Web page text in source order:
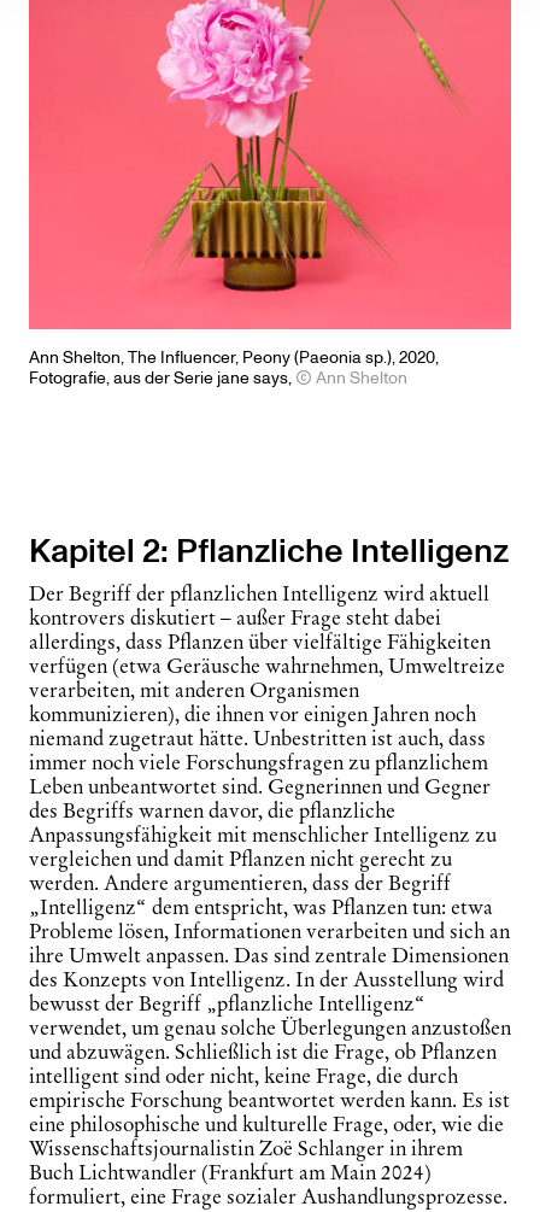
Ann Shelton,The Influencer, Peony (Paeonia sp.), 2020,
Fotografie, aus der Serie janesays, Ann Shelton
Kapitel 2: Pflanzliche Intelligenz
Der Begriff der pflanzlichen Intelligenz wird aktuell
kontrovers diskutiert – außer Frage steht dabei
allerdings, dass Pflanzen über vielfältige Fähigkeiten
verfügen (etwa Geräusche wahrnehmen, Umweltreize
verarbeiten, mit anderen Organismen
kommunizieren), die ihnen vor einigen Jahren noch
niemand zugetraut hätte. Unbestritten ist auch, dass
immer noch viele Forschungsfragen zu pflanzlichem
Leben unbeantwortet sind. Gegnerinnen und Gegner
des Begriffs warnen davor, die pflanzliche
Anpassungsfähigkeit mit menschlicher Intelligenz zu
vergleichen und damit Pflanzen nicht gerecht zu
werden. Andere argumentieren, dass der Begriff
„Intelligenz“ dem entspricht, was Pflanzen tun: etwa
Probleme lösen, Informationen verarbeiten und sich an
ihre Umwelt anpassen. Das sind zentrale Dimensionen
des Konzepts von Intelligenz. In der Ausstellung wird
bewusst der Begriff „pflanzliche Intelligenz“
verwendet, um genau solche Überlegungen anzustoßen
und abzuwägen. Schließlich ist die Frage, ob Pflanzen
intelligent sind oder nicht, keine Frage, die durch
empirische Forschung beantwortet werden kann. Es ist
eine philosophische und kulturelle Frage, oder, wie die
Wissenschaftsjournalistin Zoë Schlanger in ihrem
Buch Lichtwandler (Frankfurt am Main 2024)
formuliert, eine Frage sozialer Aushandlungsprozesse.